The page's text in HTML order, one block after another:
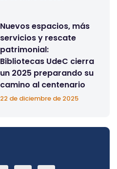
Nuevos espacios, más
servicios y rescate
patrimonial:
Bibliotecas UdeC cierra
un 2025 preparando su
camino al centenario
22 de diciembre de 2025